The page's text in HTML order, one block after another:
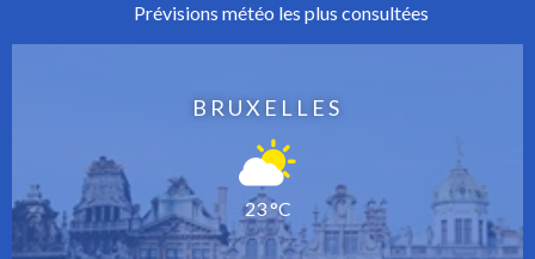
Prévisions météo les plus consultées
BRUXELLES
23 °C